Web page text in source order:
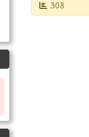
發布日期
瀏覽次數
308